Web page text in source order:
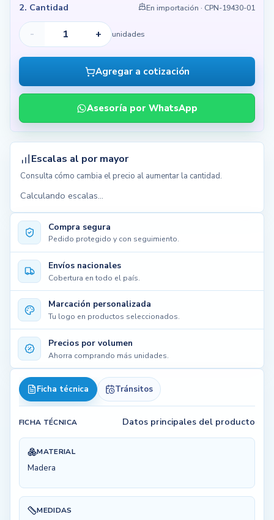
Compra segura
Pedido protegido y con seguimiento.
Envíos nacionales
Cobertura en todo el país.
Marcación personalizada
Tu logo en productos seleccionados.
Precios por volumen
Ahorra comprando más unidades.
Ficha técnica Tránsitos
FICHA TÉCNICA Datos principales del producto
MATERIAL
Madera
MEDIDAS
2. Cantidad En importación · CPN-19430-01
- + unidades
Agregar a cotización
Asesoría por WhatsApp
Escalas al por mayor
Consulta cómo cambia el precio al aumentar la cantidad.
Calculando escalas...